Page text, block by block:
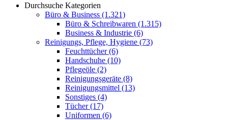
Durchsuche Kategorien
Büro & Business (1.321)
Büro & Schreibwaren (1.315)
Business & Industrie (6)
Reinigungs, Pflege, Hygiene (73)
Feuchttücher(6)
Handschuhe (10)
Pflegeöle (2)
Reinigungsgeräte (8)
Reinigungsmittel (13)
Sonstiges (4)
Tücher(17)
Uniformen (6)